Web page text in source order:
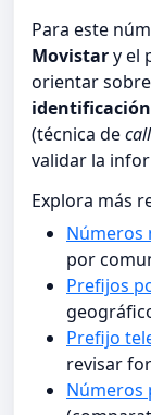
Para este
Movistary el
orientar
(técnica de
validar la
Explora más
Números
por
Prefijos
Prefijo
revisar
Números